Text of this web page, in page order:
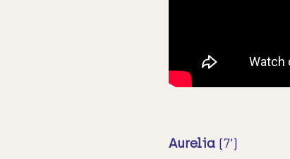
Aurelia (7’)